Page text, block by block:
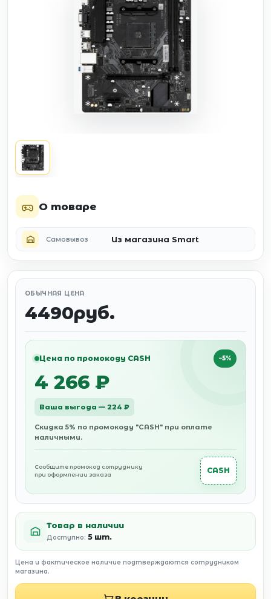
О товаре
Самовывоз Из магазина Smart
ОБЫЧНАЯ ЦЕНА
4490руб.
Цена по промокоду CASH −5%
4 266 ₽
Ваша выгода — 224 ₽
Скидка 5% по промокоду "CASH" при оплате
наличными.
Сообщите промокод сотруднику
при оформлении заказа
CASH
Товар в наличии
Доступно: 5 шт.
Цена и фактическое наличие подтверждаются сотрудником
магазина.